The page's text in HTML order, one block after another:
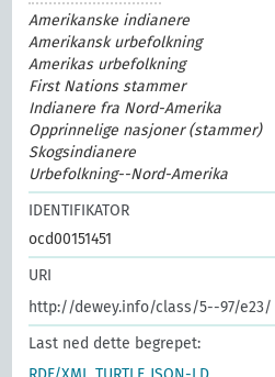
Amerikanske indianere
Amerikansk urbefolkning
Amerikas urbefolkning
First Nations stammer
Indianere fra Nord-Amerika
Opprinnelige nasjoner (stammer)
Skogsindianere
Urbefolkning--Nord-Amerika
IDENTIFIKATOR
ocd00151451
URI
http://dewey.info/class/5--97/e23/
Last ned dette begrepet: